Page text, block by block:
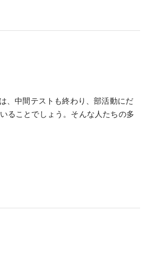
、中間テストも終わり、部活動にだ
ることでしょう。そんな人たちの多